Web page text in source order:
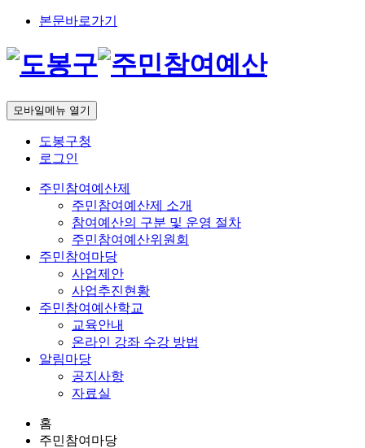
본문바로가기
모바일메뉴 열기
도봉구청
로그인
주민참여예산제
주민참여예산제 소개
참여예산의 구분 및 운영 절차
주민참여예산위원회
주민참여마당
사업제안
사업추진현황
주민참여예산학교
교육안내
온라인 강좌 수강 방법
알림마당
공지사항
자료실
홈
주민참여마당